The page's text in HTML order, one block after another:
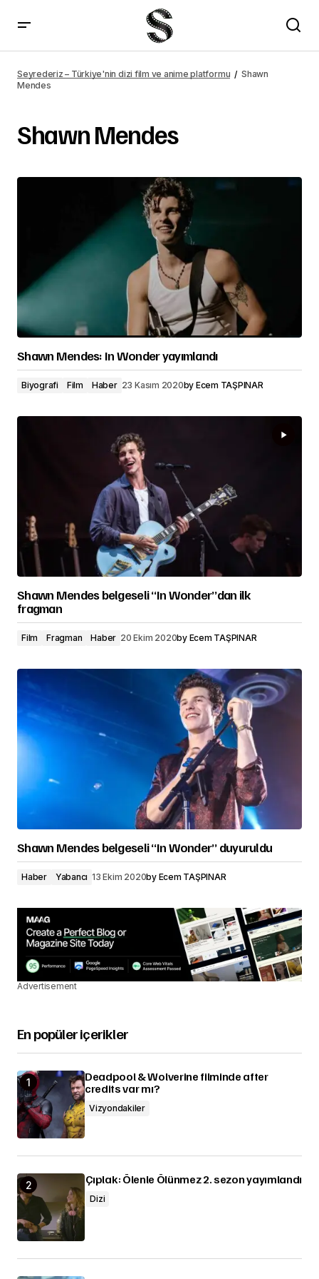
Seyrederiz – Türkiye'nin dizi film ve anime platformu
Shawn
Mendes
Shawn Mendes
Shawn Mendes: In Wonder yayımlandı
Biyografi Film Haber 23 Kasım 2020by Ecem TAŞPINAR
Shawn Mendes belgeseli “In Wonder”dan ilk
fragman
Film Fragman Haber 20 Ekim 2020by Ecem TAŞPINAR
Shawn Mendes belgeseli “In Wonder” duyuruldu
Haber Yabancı 13 Ekim 2020by Ecem TAŞPINAR
Advertisement
En popüler içerikler
Deadpool & Wolverine filminde after
credits var mı?
Vizyondakiler
Çıplak: Ölenle Ölünmez 2. sezon yayımlandı
Dizi